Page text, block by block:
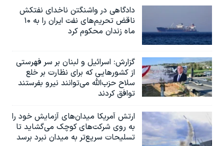
دادگاهی در واشنگتن ناخدای نفتکش
ناقض تحریم‌های نفت ایران را به ۱۰
ماه زندان محکوم کرد
گزارش‌: اسرائيل و لبنان بر سر فهرستی
از کشورهایی که برای نظارت بر خلع
سلاح حزب‌الله می‌توانند نیرو بفرستند
توافق کردند
ارتش آمریکا میدان‌های آزمایش خود را
به روی شرکت‌های کوچک می‌گشاید تا
تسلیحات سریع‌تر به میدان نبرد برسد